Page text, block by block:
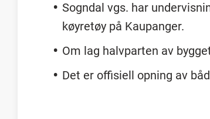
Sogndal vgs. har
køyretøy på Kaupanger.
Om lag halvparten av
Det er offisiell opning av